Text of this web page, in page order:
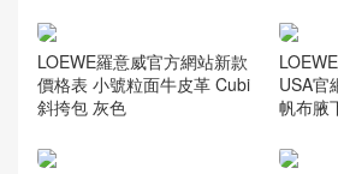
LOEWE羅意威官方網站新款
價格表 小號粒面牛皮革 Cubi
斜挎包 灰色
USA官
帆布腋